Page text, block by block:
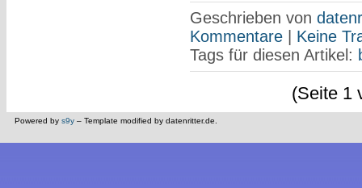
Geschrieben von
Kommentare| Keine
Tags für diesen Artikel:
(Seite 1
Powered by s9y – Template modified by datenritter.de.